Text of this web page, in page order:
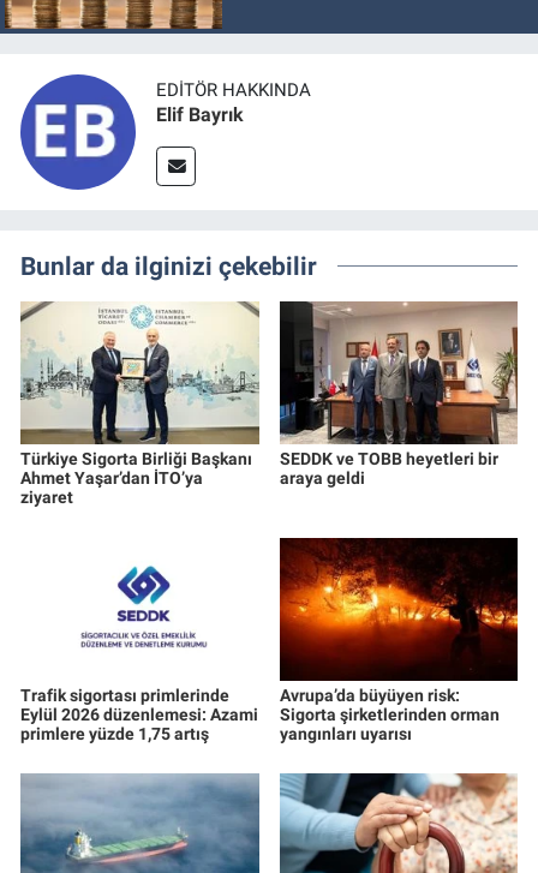
EDITÖR HAKKINDA
Elif Bayrık
Bunlar da ilginizi çekebilir
Türkiye Sigorta Birliği Başkanı
Ahmet Yaşar’dan İTO’ya
ziyaret
SEDDK ve TOBB heyetleri bir
araya geldi
Trafik sigortası primlerinde
Eylül 2026 düzenlemesi: Azami
primlere yüzde 1,75 artış
Avrupa’da büyüyen risk:
Sigorta şirketlerinden orman
yangınları uyarısı